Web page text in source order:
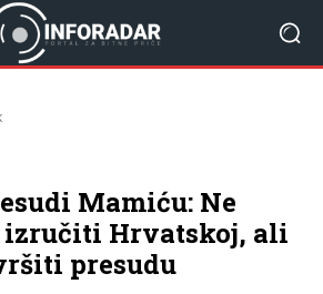
Mamiću: Ne
izručiti Hrvatskoj, ali
presudu